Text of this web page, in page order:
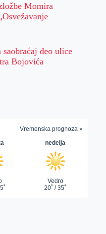
Momira
saobraćaj deo ulice
Bojovića